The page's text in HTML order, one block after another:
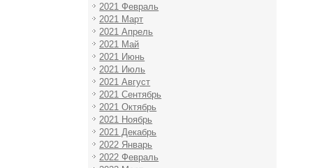
2021 Февраль
2021 Март
2021 Апрель
2021 Май
2021 Июнь
2021 Июль
2021 Август
2021 Сентябрь
2021 Октябрь
2021 Ноябрь
2021 Декабрь
2022 Январь
2022 Февраль